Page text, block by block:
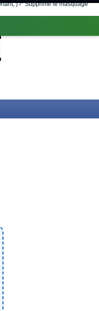
} /* Supprime le masquage